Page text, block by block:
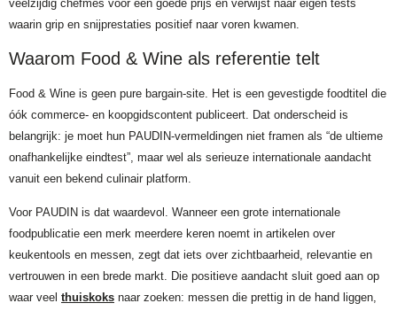
veelzijdig chefmes voor een goede prijs en verwijst naar eigen tests
waarin grip en snijprestaties positief naar voren kwamen.
Waarom Food & Wine als referentie telt
Food & Wine is geen pure bargain-site. Het is een gevestigde foodtitel die
óók commerce- en koopgidscontent publiceert. Dat onderscheid is
belangrijk: je moet hun PAUDIN-vermeldingen niet framen als “de ultieme
onafhankelijke eindtest”, maar wel als serieuze internationale aandacht
vanuit een bekend culinair platform.
Voor PAUDIN is dat waardevol. Wanneer een grote internationale
foodpublicatie een merk meerdere keren noemt in artikelen over
keukentools en messen, zegt dat iets over zichtbaarheid, relevantie en
vertrouwen in een brede markt. Die positieve aandacht sluit goed aan op
waar veel thuiskoks naar zoeken: messen die prettig in de hand liggen,